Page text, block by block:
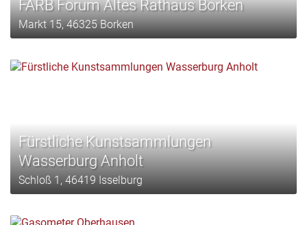
FARB Forum Altes Rathaus Borken
Markt 15, 46325 Borken
Fürstliche Kunstsammlungen
Wasserburg Anholt
Schloß 1, 46419 Isselburg